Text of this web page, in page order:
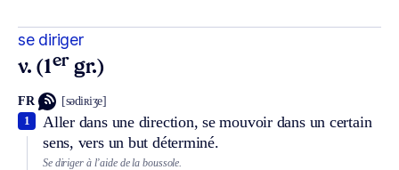
se diriger
v. (1er gr.)
FR [sədiʀiʒe]
Aller dans une direction, se mouvoir dans un certain
sens, vers un but déterminé.
1
Se diriger à l’aide de la boussole.